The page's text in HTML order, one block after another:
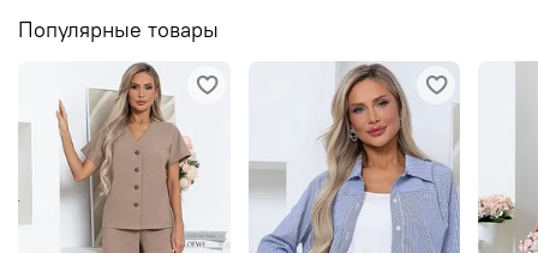
Популярные товары